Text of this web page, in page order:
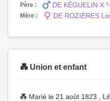
Père : DE KÉGUELIN X *-
Mère : DE ROZIÈRES
💑 Union et enfant
💑 Marié le 21 août 1823 ,